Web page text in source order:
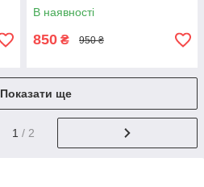
В наявності
850 ₴ 950 ₴
Показати ще
1 / 2